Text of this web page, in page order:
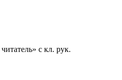
с кл. рук.